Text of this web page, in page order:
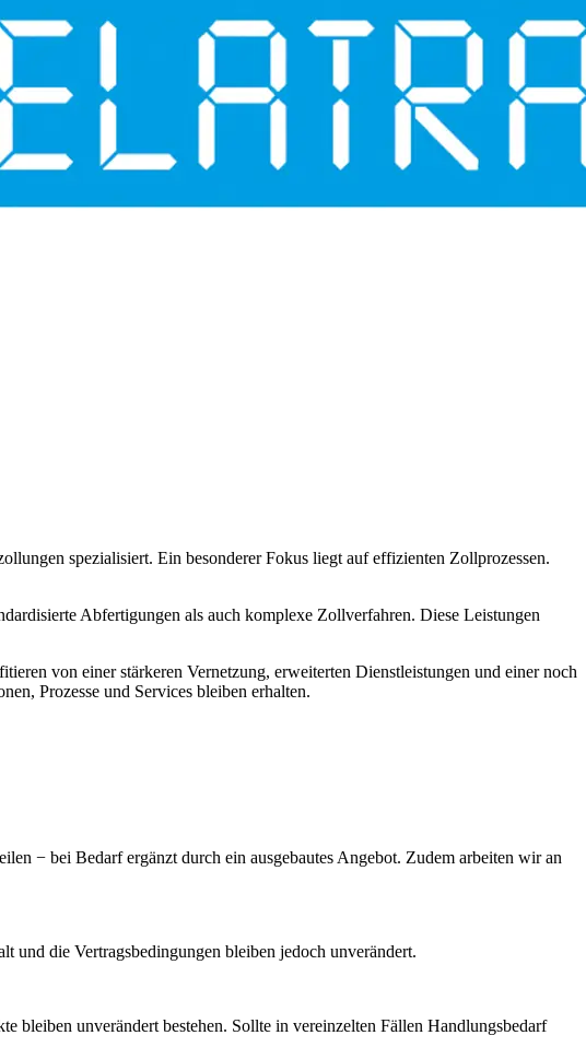
spezialisiert. Ein besonderer Fokus liegt auf effizienten Zollprozessen.
Abfertigungen als auch komplexe Zollverfahren. Diese Leistungen
von einer stärkeren Vernetzung, erweiterten Dienstleistungen und einer noch
Prozesse und Services bleiben erhalten.
− bei Bedarf ergänzt durch ein ausgebautes Angebot. Zudem arbeiten wir an
und die Vertragsbedingungen bleiben jedoch unverändert.
unverändert bestehen. Sollte in vereinzelten Fällen Handlungsbedarf